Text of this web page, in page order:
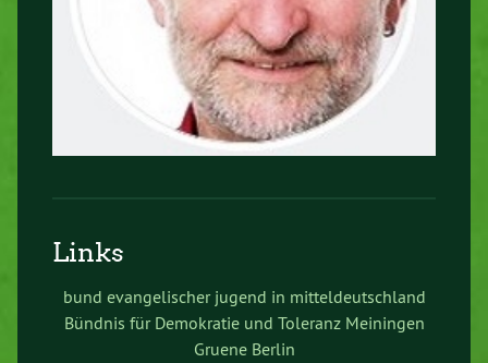
Links
bund evangelischer jugend in mitteldeutschland
Bündnis für Demokratie und Toleranz Meiningen
Gruene Berlin